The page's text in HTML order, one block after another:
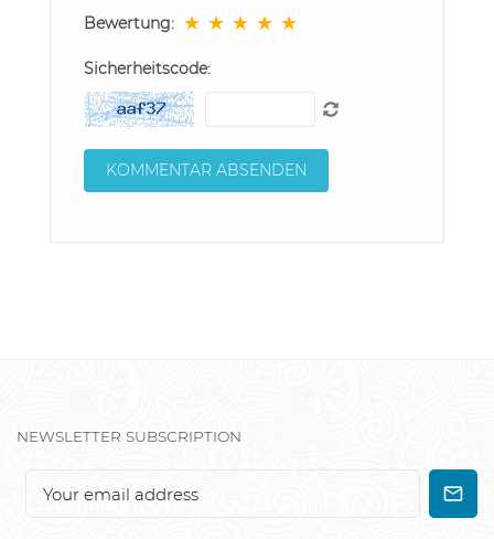
Bewertung: ★ ★ ★ ★ ★
Sicherheitscode:
NEWSLETTER SUBSCRIPTION